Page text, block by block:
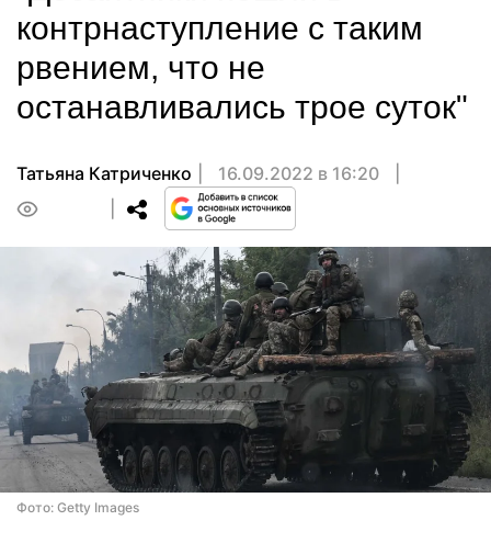
контрнаступление с таким
рвением, что не
останавливались трое суток"
Татьяна Катриченко
16.09.2022 в 16:20
Фото: Getty Images